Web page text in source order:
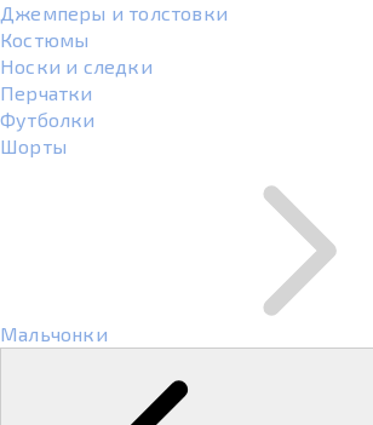
Джемперы и толстовки
Костюмы
Носки и следки
Перчатки
Футболки
Шорты
Мальчонки